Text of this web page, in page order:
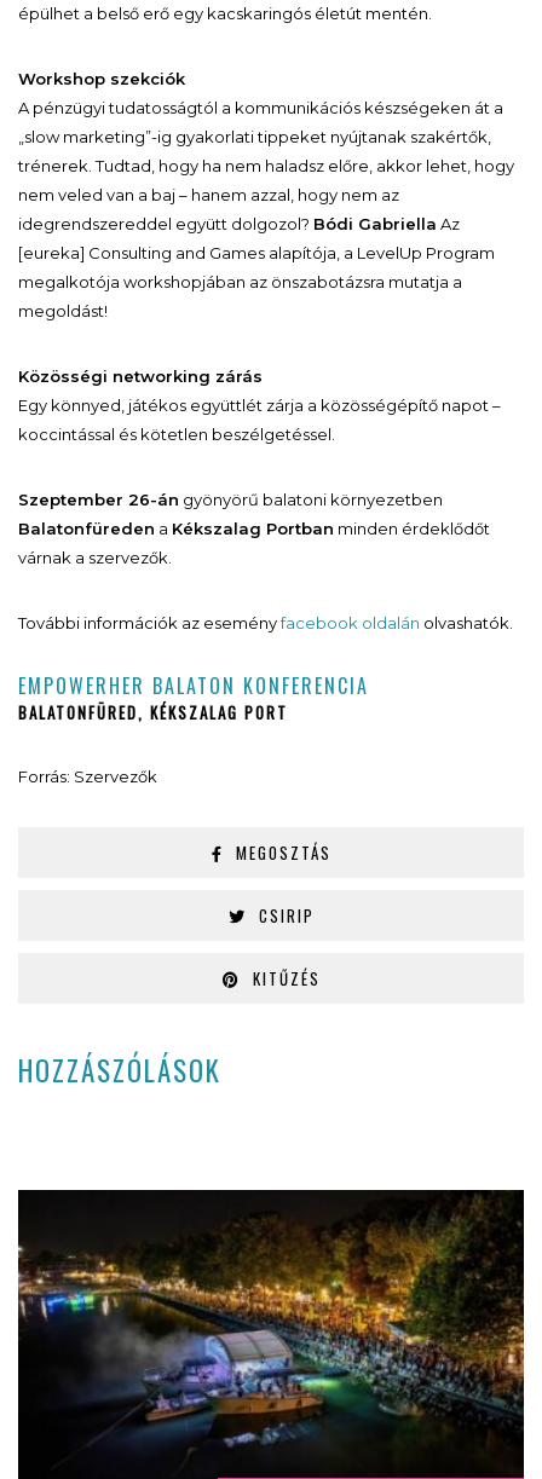
épülhet a belső erő egy kacskaringós életút mentén.
Workshop szekciók
A pénzügyi tudatosságtól a kommunikációs készségeken át a
„slow marketing”-ig gyakorlati tippeket nyújtanak szakértők,
trénerek. Tudtad, hogy ha nem haladsz előre, akkor lehet, hogy
nem veled van a baj – hanem azzal, hogy nem az
idegrendszereddel együtt dolgozol? Bódi Gabriella Az
[eureka] Consulting and Games alapítója, a LevelUp Program
megalkotója workshopjában az önszabotázsra mutatja a
megoldást!
Közösségi networking zárás
Egy könnyed, játékos együttlét zárja a közösségépítő napot –
koccintással és kötetlen beszélgetéssel.
Szeptember 26-án gyönyörű balatoni környezetben
Balatonfüreden a Kékszalag Portban minden érdeklődőt
várnak a szervezők.
További információk az eseményfacebook oldalán olvashatók.
EMPOWERHER BALATON KONFERENCIA
BALATONFÜRED, KÉKSZALAG PORT
Forrás: Szervezők
MEGOSZTÁS
CSIRIP
KITŰZÉS
HOZZÁSZÓLÁSOK